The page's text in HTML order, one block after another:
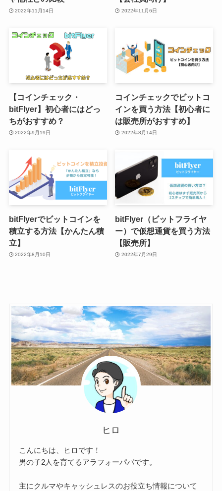
2022年11月14日 2022年11月6日
【コインチェック・
bitFlyer】初心者にはどっ
ちがおすすめ？
2022年9月19日
コインチェックでビットコ
インを買う方法【初心者に
は販売所がおすすめ】
2022年8月14日
bitFlyerでビットコインを
積立する方法【かんたん積
立】
2022年8月10日
bitFlyer（ビットフライヤ
ー）で仮想通貨を買う方法
【販売所】
2022年7月29日
ヒロ
こんにちは、ヒロです！
男の子2人を育てるアラフォーパパです。
主にクルマやキャッシュレスのお役立ち情報について